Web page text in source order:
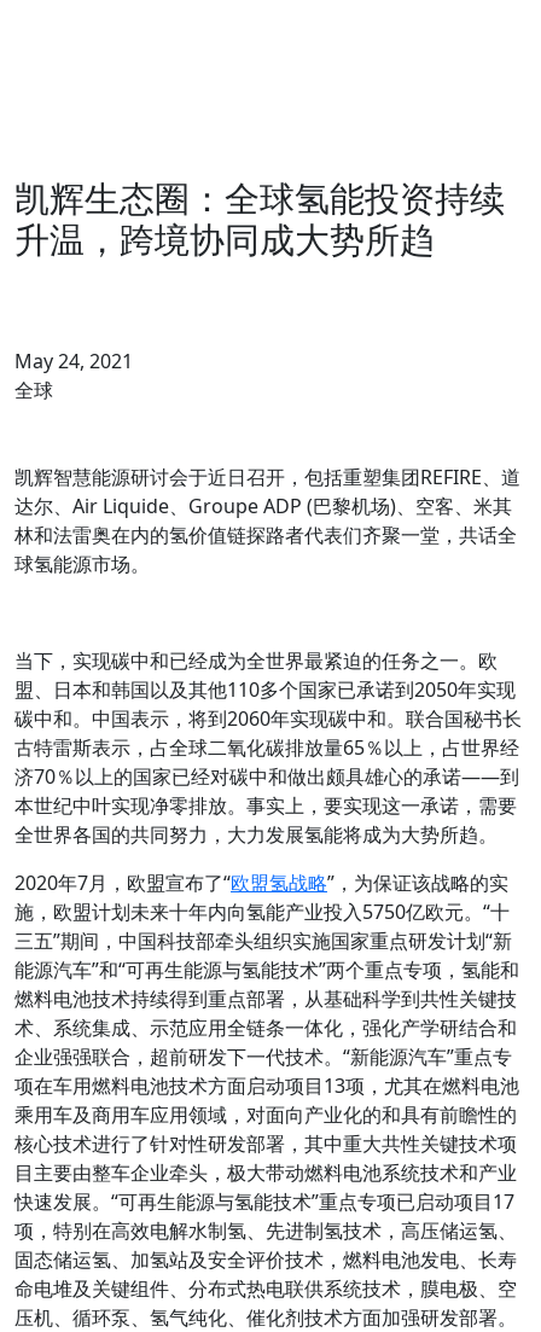
凯辉生态圈：全球氢能投资持续
升温，跨境协同成大势所趋
May 24, 2021
全球
凯辉智慧能源研讨会于近日召开，包括重塑集团REFIRE、道
达尔、Air Liquide、Groupe ADP (巴黎机场)、空客、米其
林和法雷奥在内的氢价值链探路者代表们齐聚一堂，共话全
球氢能源市场。
当下，实现碳中和已经成为全世界最紧迫的任务之一。欧
盟、日本和韩国以及其他110多个国家已承诺到2050年实现
碳中和。中国表示，将到2060年实现碳中和。联合国秘书长
古特雷斯表示，占全球二氧化碳排放量65％以上，占世界经
济70％以上的国家已经对碳中和做出颇具雄心的承诺——到
本世纪中叶实现净零排放。事实上，要实现这一承诺，需要
全世界各国的共同努力，大力发展氢能将成为大势所趋。
2020年7月，欧盟宣布了“欧盟氢战略”，为保证该战略的实
施，欧盟计划未来十年内向氢能产业投入5750亿欧元。“十
三五”期间，中国科技部牵头组织实施国家重点研发计划“新
能源汽车”和“可再生能源与氢能技术”两个重点专项，氢能和
燃料电池技术持续得到重点部署，从基础科学到共性关键技
术、系统集成、示范应用全链条一体化，强化产学研结合和
企业强强联合，超前研发下一代技术。“新能源汽车”重点专
项在车用燃料电池技术方面启动项目13项，尤其在燃料电池
乘用车及商用车应用领域，对面向产业化的和具有前瞻性的
核心技术进行了针对性研发部署，其中重大共性关键技术项
目主要由整车企业牵头，极大带动燃料电池系统技术和产业
快速发展。“可再生能源与氢能技术”重点专项已启动项目17
项，特别在高效电解水制氢、先进制氢技术，高压储运氢、
固态储运氢、加氢站及安全评价技术，燃料电池发电、长寿
命电堆及关键组件、分布式热电联供系统技术，膜电极、空
压机、循环泵、氢气纯化、催化剂技术方面加强研发部署。